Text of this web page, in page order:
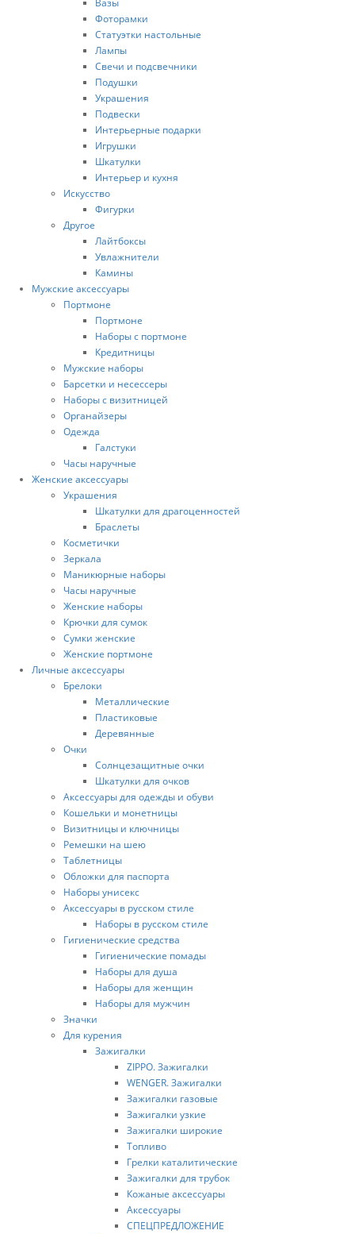
Вазы
Фоторамки
Статуэтки настольные
Лампы
Свечи и подсвечники
Подушки
Украшения
Подвески
Интерьерные подарки
Игрушки
Шкатулки
Интерьер и кухня
Искусство
Фигурки
Другое
Лайтбоксы
Увлажнители
Камины
Мужские аксессуары
Портмоне
Портмоне
Наборы с портмоне
Кредитницы
Мужские наборы
Барсетки и несессеры
Наборы с визитницей
Органайзеры
Одежда
Галстуки
Часы наручные
Женские аксессуары
Украшения
Шкатулки для драгоценностей
Браслеты
Косметички
Зеркала
Маникюрные наборы
Часы наручные
Женские наборы
Крючки для сумок
Сумки женские
Женские портмоне
Личные аксессуары
Брелоки
Металлические
Пластиковые
Деревянные
Очки
Солнцезащитные очки
Шкатулки для очков
Аксессуары для одежды и обуви
Кошельки и монетницы
Визитницы и ключницы
Ремешки на шею
Таблетницы
Обложки для паспорта
Наборы унисекс
Аксессуары в русском стиле
Наборы в русском стиле
Гигиенические средства
Гигиенические помады
Наборы для душа
Наборы для женщин
Наборы для мужчин
Значки
Для курения
Зажигалки
ZIPPO. Зажигалки
WENGER. Зажигалки
Зажигалки газовые
Зажигалки узкие
Зажигалки шиpокие
Топливо
Грелки каталитические
Зажигалки для тpубок
Кожаные аксессуары
Аксессуары
СПЕЦПРЕДЛОЖЕНИЕ